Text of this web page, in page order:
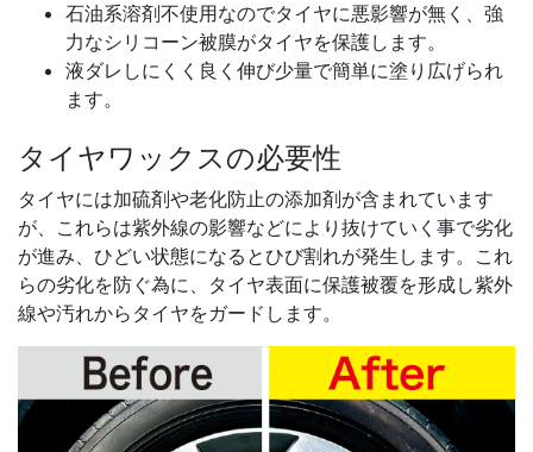
石油系溶剤不使用なのでタイヤに悪影響が無く、強
力なシリコーン被膜がタイヤを保護します。
液ダレしにくく良く伸び少量で簡単に塗り広げられ
ます。
タイヤワックスの必要性
タイヤには加硫剤や老化防止の添加剤が含まれています
が、これらは紫外線の影響などにより抜けていく事で劣化
が進み、ひどい状態になるとひび割れが発生します。これ
らの劣化を防ぐ為に、タイヤ表面に保護被覆を形成し紫外
線や汚れからタイヤをガードします。